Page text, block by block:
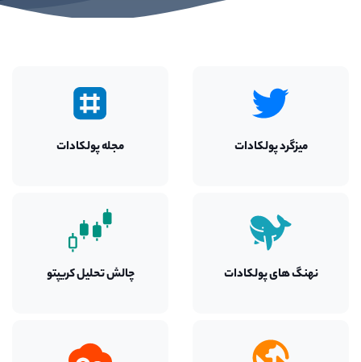
میزگردپولکادات مجلهپولکادات
نهنگ هایپولکادات چالش تحلیل کریپتو